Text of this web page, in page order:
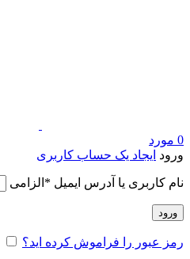
0 مورد
ورود ایجاد یک حساب کاربری
نام کاربری یا آدرس ایمیل * الزامی
ورود
رمز عبور را فراموش کرده اید؟